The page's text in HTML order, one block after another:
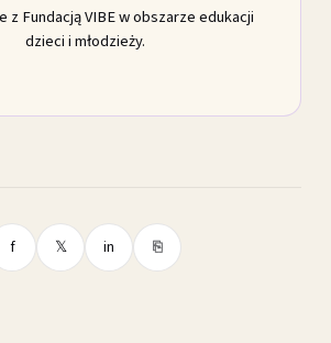
z Fundacją VIBE w obszarze edukacji
dzieci i młodzieży.
f 𝕏 in ⎘